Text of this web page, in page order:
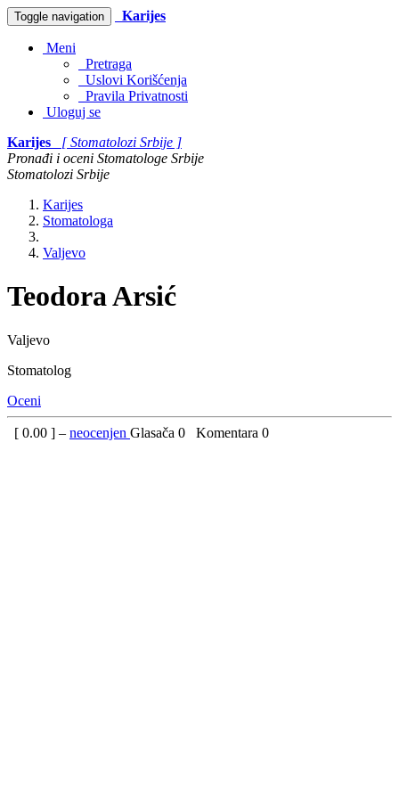
Toggle navigation Karijes
Meni
Pretraga
Uslovi Korišćenja
Pravila Privatnosti
Uloguj se
Karijes
[ Stomatolozi Srbije ]
Pronađi i oceni Stomatologe Srbije
Stomatolozi Srbije
Karijes
Stomatologa
Valjevo
Teodora Arsić
Valjevo
Stomatolog
Oceni
[ 0.00 ] – neocenjen Glasača 0 Komentara 0